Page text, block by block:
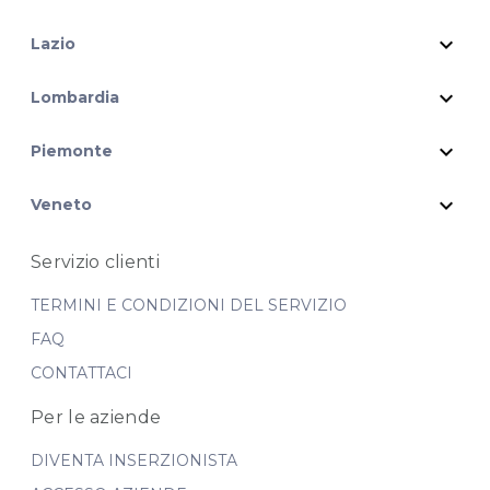
Lazio expand_more
Lombardia expand_more
Piemonte expand_more
Veneto expand_more
Servizio clienti
TERMINI E CONDIZIONI DEL SERVIZIO
FAQ
CONTATTACI
Per le aziende
DIVENTA INSERZIONISTA